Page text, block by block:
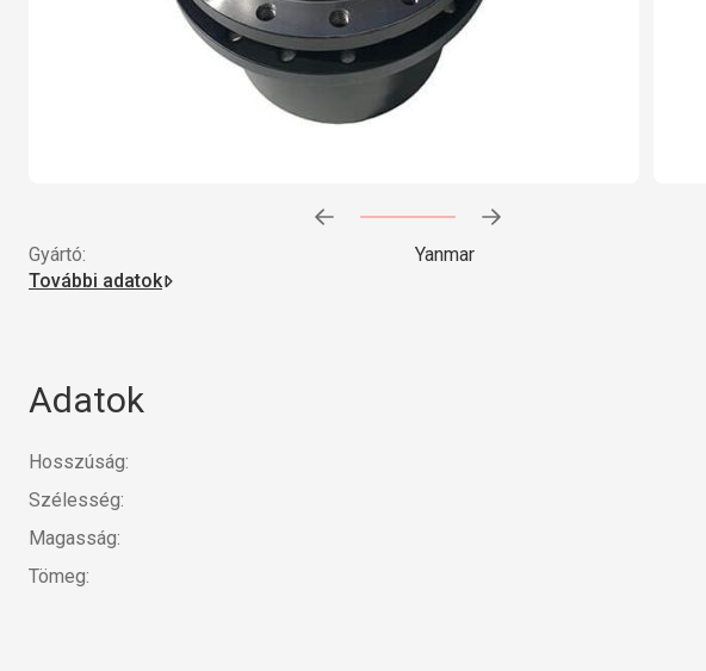
Gyártó:
Yanmar
További adatok
Adatok
Hosszúság:
Szélesség:
Magasság:
Tömeg: